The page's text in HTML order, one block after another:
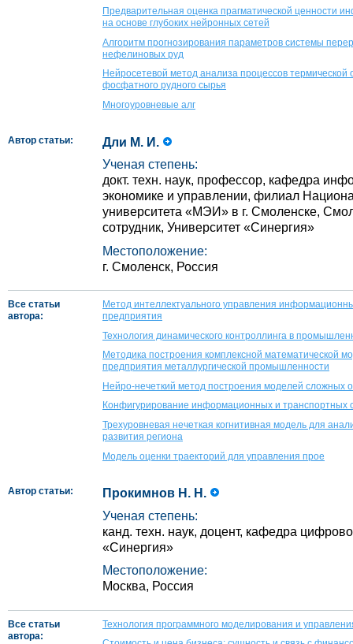
Предварительная оценка прагматической ценности
на основе глубоких нейронных сетей
Алгоритм прогнозирования параметров системы
нефелиновых руд
Нейросетевой метод анализа процессов термической
фосфатного рудного сырья
Многоуровневые алг
Автор статьи:
Дли М. И.
Ученая степень:
докт. техн. наук, профессор, кафедра
экономике и управлении, филиал
университета «МЭИ» в г. Смоленске,
сотрудник, Университет «Синергия»
Местоположение:
г. Смоленск, Россия
Все статьи
автора:
Метод интеллектуального управления
предприятия
Технология динамического контроллинга в
Методика построения комплексной математической
предприятия металлургической промышленности
Нейро-нечеткий метод построения моделей сложных
Конфигурирование информационных и транспортных
Трехуровневая нечеткая когнитивная модель для
развития региона
Модель оценки траекторий для управления прое
Автор статьи:
Прокимнов Н. Н.
Ученая степень:
канд. техн. наук, доцент, кафедра
«Синергия»
Местоположение:
Москва, Россия
Все статьи
автора:
Технология программного моделирования и